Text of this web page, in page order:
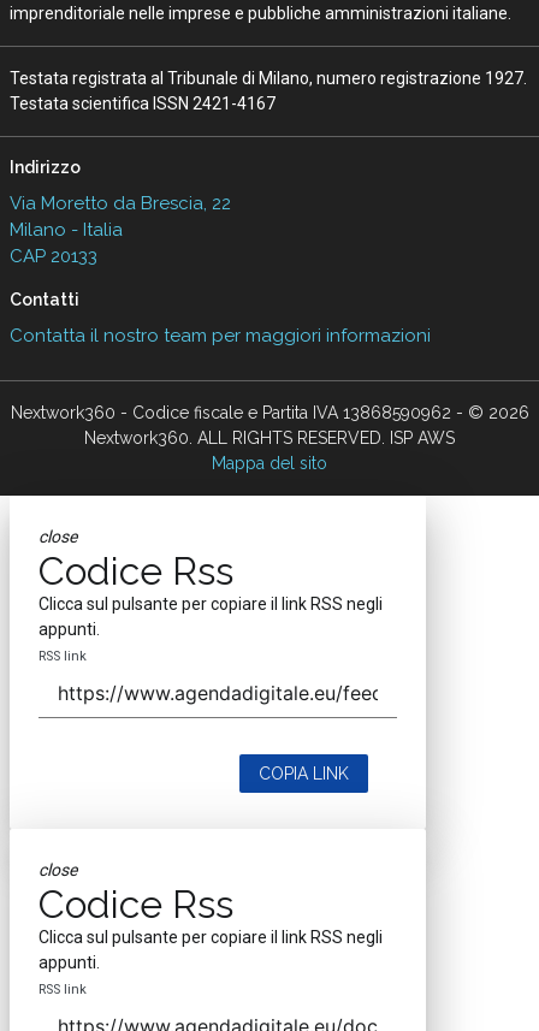
imprenditoriale nelle imprese e pubbliche amministrazioni italiane.
Testata registrata al Tribunale di Milano, numero registrazione 1927.
Testata scientifica ISSN 2421-4167
Indirizzo
Via Moretto da Brescia, 22
Milano - Italia
CAP 20133
Contatti
Contatta il nostro team per maggiori informazioni
Nextwork360 - Codice fiscale e Partita IVA 13868590962 - © 2026
Nextwork360. ALL RIGHTS RESERVED. ISP AWS
Mappa del sito
close
Codice Rss
Clicca sul pulsante per copiare il link RSS negli
appunti.
RSS link
COPIA LINK
close
Codice Rss
Clicca sul pulsante per copiare il link RSS negli
appunti.
RSS link